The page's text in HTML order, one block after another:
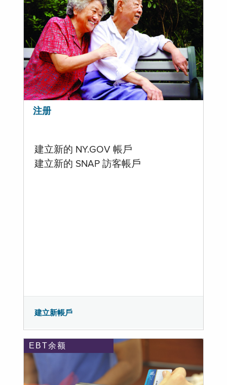
注册
建立新的 NY.GOV 帳戶
建立新的 SNAP 訪客帳戶
建立新帳戶
EBT余额